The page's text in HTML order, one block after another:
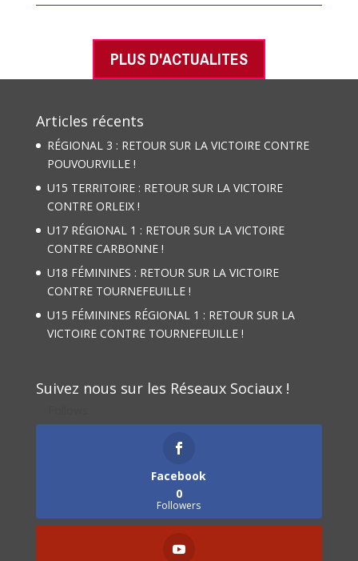
PLUS D'ACTUALITES
Articles récents
RÉGIONAL 3 : RETOUR SUR LA VICTOIRE CONTRE
POUVOURVILLE !
U15 TERRITOIRE : RETOUR SUR LA VICTOIRE
CONTRE ORLEIX !
U17 RÉGIONAL 1 : RETOUR SUR LA VICTOIRE
CONTRE CARBONNE !
U18 FÉMININES : RETOUR SUR LA VICTOIRE
CONTRE TOURNEFEUILLE !
U15 FÉMININES RÉGIONAL 1 : RETOUR SUR LA
VICTOIRE CONTRE TOURNEFEUILLE !
Suivez nous sur les Réseaux Sociaux !
Facebook
0
Followers